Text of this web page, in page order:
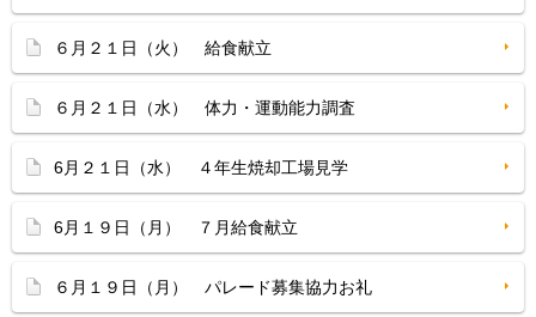
６月２１日（火） 給食献立
６月２１日（水） 体力・運動能力調査
6月２１日（水） ４年生焼却工場見学
6月１９日（月） ７月給食献立
６月１９日（月） パレード募集協力お礼